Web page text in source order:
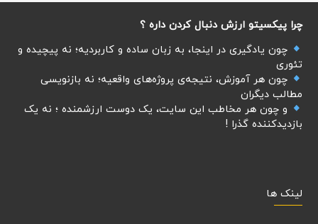
چرا پیکسیتو ارزش دنبال کردن داره ؟
چون یادگیری در اینجا، به زبان ساده و کاربردیه؛ نه پیچیده و
تئوری
چون هر آموزش، نتیجه‌ی پروژه‌های واقعیه؛ نه بازنویسی
مطالب دیگران
و چون هر مخاطب این سایت، یک دوست ارزشمنده ؛ نه یک
بازدیدکننده گذرا !
لینک ها